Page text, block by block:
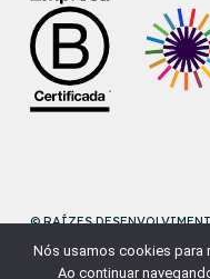
© RAÍZES
DESENVOLVIDO POR
Nós usamos cookies para
Ao continuar